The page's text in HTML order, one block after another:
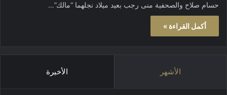
حسام صلاح والصحفية منى رجب بعيد ميلاد نجلهما “مالك”…
أكمل القراءة »
الأشهر الأخيرة